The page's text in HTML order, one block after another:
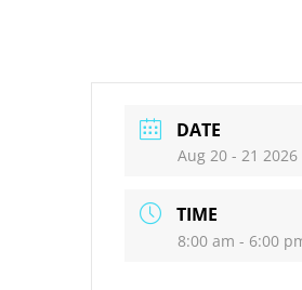
DATE
Aug 20 - 21 2026
TIME
8:00 am - 6:00